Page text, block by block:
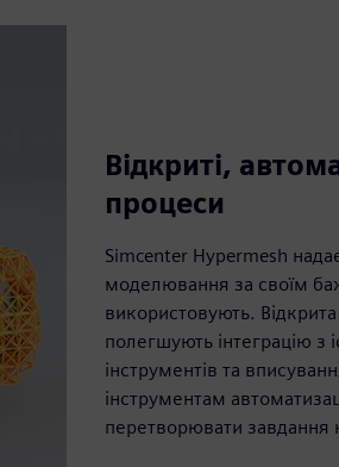
Відкриті,
процеси
Simcenter Hypermesh
моделювання за своїм
використовують.
полегшують інтеграцію
інструментів та
інструментам
перетворювати завдання